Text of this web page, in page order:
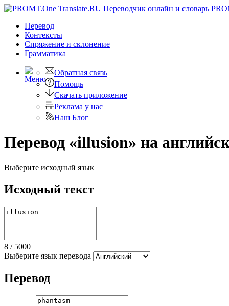
Перевод
Контексты
Спряжение и склонение
Грамматика
Обратная связь
Помощь
Скачать приложение
Реклама у нас
Наш Блог
Перевод «illusion» на
Выберите исходный язык
Исходный текст
8 / 5000
Выберите язык перевода
Перевод